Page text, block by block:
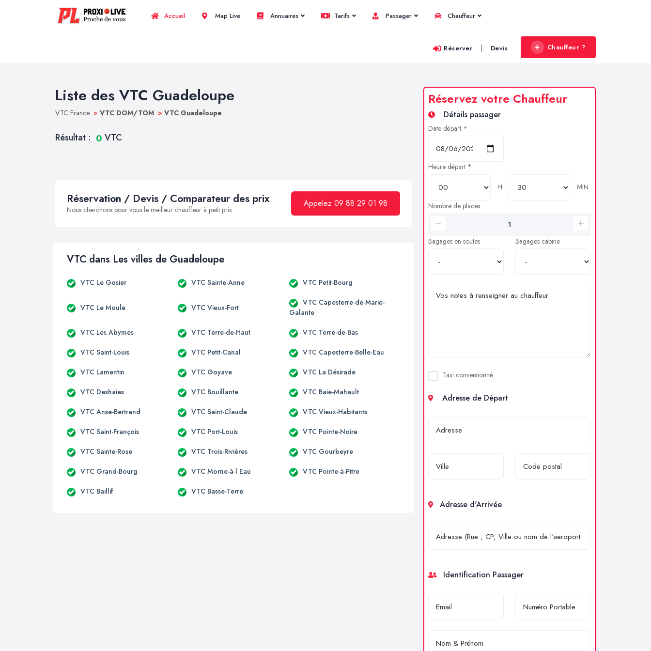
Accueil Map Live Annuaires Tarifs Passager Chauffeur
Réserver | Devis Chauffeur ?
Liste des VTC Guadeloupe
VTC France > VTC DOM/TOM > VTC Guadeloupe
Résultat : 0 VTC
Réservation / Devis / Comparateur des prix
Nous cherchons pour vous le meilleur chauffeur à petit prix
Appelez 09 88 29 01 98
VTC dans Les villes de Guadeloupe
VTC Le Gosier VTC Sainte-Anne VTC Petit-Bourg
VTC Le Moule VTC Vieux-Fort
VTC Capesterre-de-Marie-
Galante
VTC Les Abymes VTC Terre-de-Haut VTC Terre-de-Bas
VTC Saint-Louis VTC Petit-Canal VTC Capesterre-Belle-Eau
VTC Lamentin VTC Goyave VTC La Désirade
VTC Deshaies VTC Bouillante VTC Baie-Mahault
VTC Anse-Bertrand VTC Saint-Claude VTC Vieux-Habitants
VTC Saint-François VTC Port-Louis VTC Pointe-Noire
VTC Sainte-Rose VTC Trois-Rivières VTC Gourbeyre
VTC Grand-Bourg VTC Morne-à-l Eau VTC Pointe-à-Pitre
VTC Baillif VTC Basse-Terre
Réservez votre Chauffeur
Détails passager
Date départ *
Heure départ *
H
MIN
Nombre de places
Bagages en soutes Bagages cabine
Taxi conventionné
Adresse de Départ
Adresse d'Arrivée
Identification Passager